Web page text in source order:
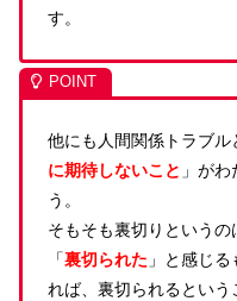
す。
他にも人間関係トラブ
に期待しないこと 」が
う。
そもそも裏切りという
「裏切られた 」と感じ
れば、裏切られるという